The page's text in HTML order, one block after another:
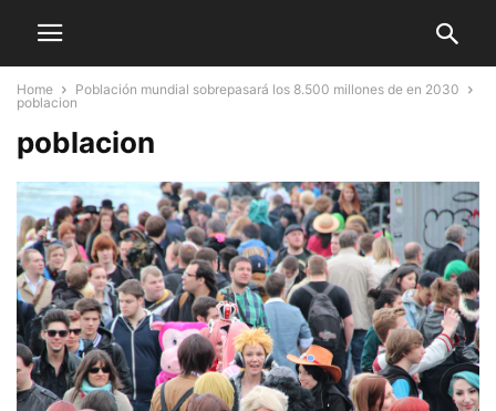
Home
Población mundial sobrepasará los 8.500 millones de en 2030
poblacion
poblacion